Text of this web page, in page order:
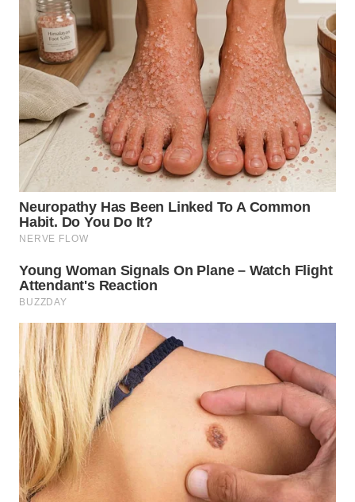
WN
SULSEL
GORONTALO
WN
SULUT
WN
MALUKU
WN
MALUT
WN
DAIRI
WN
DANAU
TOBA
WN
NIAS